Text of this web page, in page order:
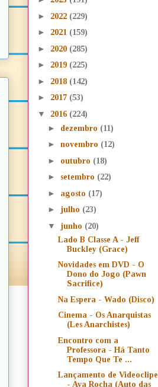
► 2022 (229)
► 2021 (159)
► 2020 (285)
► 2019 (225)
► 2018 (142)
► 2017 (53)
▼ 2016 (224)
► dezembro (11)
► novembro (12)
► outubro (18)
► setembro (22)
► agosto (17)
► julho (23)
▼ junho (20)
Lado B Classe A - Jeff
Buckley (Grace)
Novidades em DVD - O
Dono do Jogo (Pawn
Sacrifice)
Na Espera - Wado (Disco)
Cinema - Os Anarquistas
(Les Anarchistes)
Encontro com a
Professora - Há Tanto
Tempo Que Te ...
Lançamento de Videoclipe
- Ava Rocha (Auto das